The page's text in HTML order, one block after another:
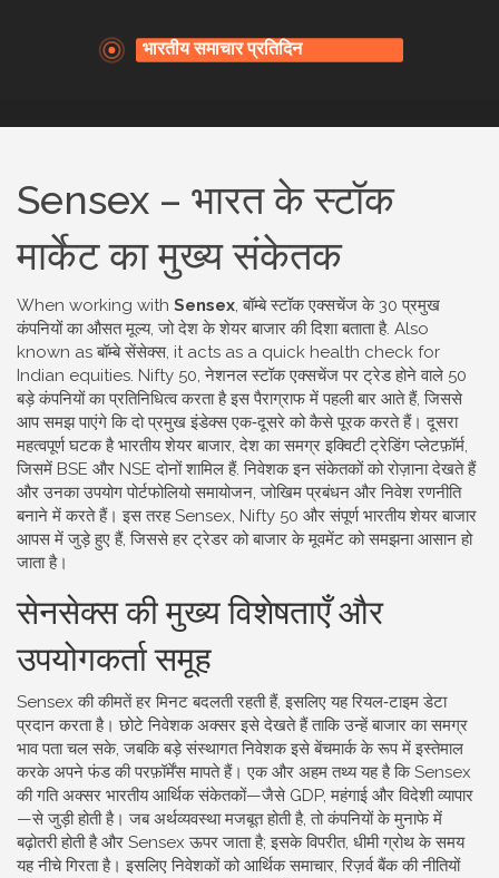
Sensex – भारत के स्टॉक
मार्केट का मुख्य संकेतक
When working with Sensex,बॉम्बे स्टॉक एक्सचेंज के 30 प्रमुख
कंपनियों का औसत मूल्य, जो देश के शेयर बाजार की दिशा बताता है. Also
known asबॉम्बे सेंसेक्स, it acts as a quick health check for
Indian equities. Nifty 50,नेशनल स्टॉक एक्सचेंज पर ट्रेड होने वाले 50
बड़े कंपनियों का प्रतिनिधित्व करता हैइस पैराग्राफ में पहली बार आते हैं, जिससे
आप समझ पाएंगे कि दो प्रमुख इंडेक्स एक‑दूसरे को कैसे पूरक करते हैं। दूसरा
महत्वपूर्ण घटक हैभारतीय शेयर बाजार,देश का समग्र इक्विटी ट्रेडिंग प्लेटफ़ॉर्म,
जिसमें BSE और NSE दोनों शामिल हैं. निवेशक इन संकेतकों को रोज़ाना देखते हैं
और उनका उपयोग पोर्टफोलियो समायोजन, जोखिम प्रबंधन और निवेश रणनीति
बनाने में करते हैं। इस तरह Sensex, Nifty 50 और संपूर्ण भारतीय शेयर बाजार
आपस में जुड़े हुए हैं, जिससे हर ट्रेडर को बाजार के मूवमेंट को समझना आसान हो
जाता है।
सेनसेक्स की मुख्य विशेषताएँ और
उपयोगकर्ता समूह
Sensex की कीमतें हर मिनट बदलती रहती हैं, इसलिए यह रियल‑टाइम डेटा
प्रदान करता है। छोटे निवेशक अक्सर इसे देखते हैं ताकि उन्हें बाजार का समग्र
भाव पता चल सके, जबकि बड़े संस्थागत निवेशक इसे बेंचमार्क के रूप में इस्तेमाल
करके अपने फंड की परफ़ॉर्मेंस मापते हैं। एक और अहम तथ्य यह है कि Sensex
की गति अक्सर भारतीय आर्थिक संकेतकों—जैसे GDP, महंगाई और विदेशी व्यापार
—से जुड़ी होती है। जब अर्थव्यवस्था मजबूत होती है, तो कंपनियों के मुनाफे में
बढ़ोतरी होती है और Sensex ऊपर जाता है; इसके विपरीत, धीमी ग्रोथ के समय
यह नीचे गिरता है। इसलिए निवेशकों को आर्थिक समाचार, रिज़र्व बैंक की नीतियों